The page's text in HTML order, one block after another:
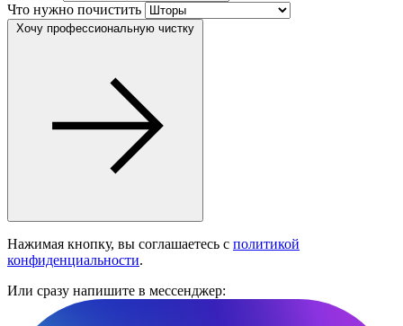
Что нужно почистить
Хочу профессиональную чистку
Нажимая кнопку, вы соглашаетесь с политикой
конфиденциальности.
Или сразу напишите в мессенджер: